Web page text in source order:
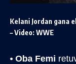
Kelani Jordan gana
– Video: WWE
• Oba Femi